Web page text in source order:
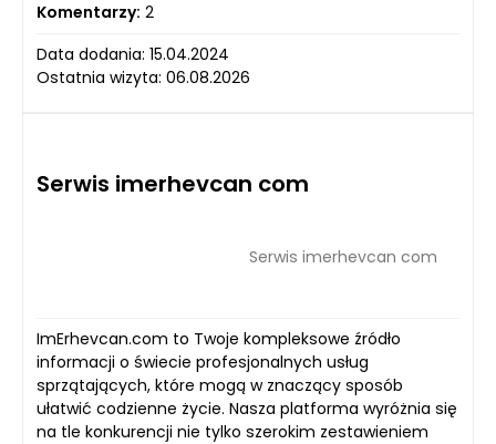
Komentarzy: 2
Data dodania: 15.04.2024
Ostatnia wizyta: 06.08.2026
Serwis imerhevcan com
Serwis imerhevcan com
ImErhevcan.com to Twoje kompleksowe źródło
informacji o świecie profesjonalnych usług
sprzątających, które mogą w znaczący sposób
ułatwić codzienne życie. Nasza platforma wyróżnia się
na tle konkurencji nie tylko szerokim zestawieniem